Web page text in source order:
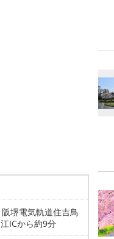
堺電気軌道住吉鳥
ICから約9分